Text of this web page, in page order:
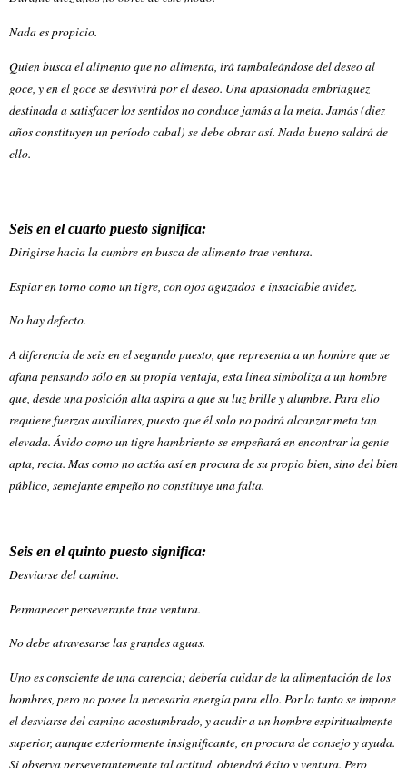
Nada es propicio.
Quien busca el alimento que no alimenta, irá tambaleándose del deseo al
goce, y en el goce se desvivirá por el deseo. Una apasionada embriaguez
destinada a satisfacer los sentidos no conduce jamás a la meta. Jamás (diez
años constituyen un período cabal) se debe obrar así. Nada bueno saldrá de
ello.
Seis en el cuarto puesto significa:
Dirigirse hacia la cumbre en busca de alimento trae ventura.
Espiar en torno como un tigre, con ojos aguzados e insaciable avidez.
No hay defecto.
A diferencia de seis en el segundo puesto, que representa a un hombre que se
afana pensando sólo en su propia ventaja, esta línea simboliza a un hombre
que, desde una posición alta aspira a que su luz brille y alumbre. Para ello
requiere fuerzas auxiliares, puesto que él solo no podrá alcanzar meta tan
elevada. Ávido como un tigre hambriento se empeñará en encontrar la gente
apta, recta. Mas como no actúa así en procura de su propio bien, sino del bien
público, semejante empeño no constituye una falta.
Seis en el quinto puesto significa:
Desviarse del camino.
Permanecer perseverante trae ventura.
No debe atravesarse las grandes aguas.
Uno es consciente de una carencia; debería cuidar de la alimentación de los
hombres, pero no posee la necesaria energía para ello. Por lo tanto se impone
el desviarse del camino acostumbrado, y acudir a un hombre espiritualmente
superior, aunque exteriormente insignificante, en procura de consejo y ayuda.
Si observa perseverantemente tal actitud, obtendrá éxito y ventura. Pero